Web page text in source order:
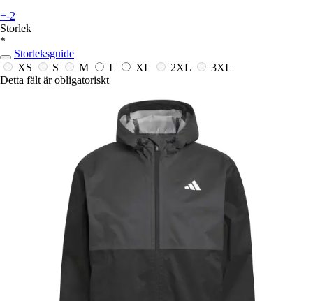
+-2
Storlek
*
Storleksguide
XS
S M L XL 2XL
3XL
Detta fält är obligatoriskt